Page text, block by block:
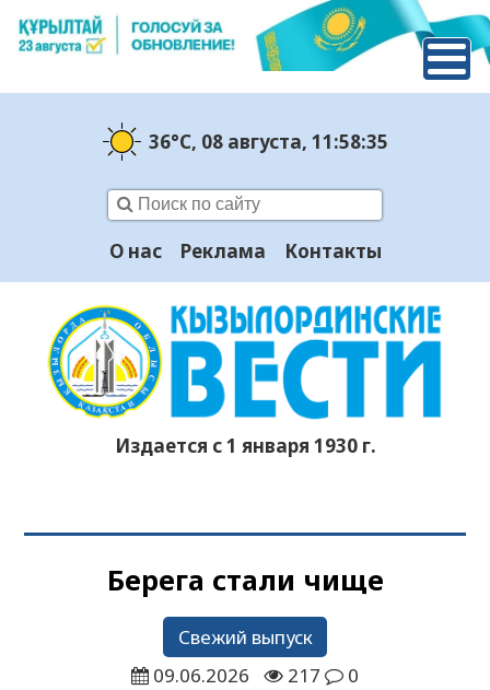
36°C, 08 августа, 11:58:36
О нас Реклама Контакты
Издается с 1 января 1930 г.
Берега стали чище
Свежий выпуск
09.06.2026
217 0